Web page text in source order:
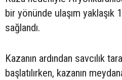
bir yönünde ulaşım
sağlandı.
Kazanın ardından savcılık
başlatılırken, kazanın